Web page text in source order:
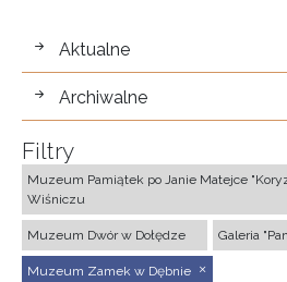
wystawy
Aktualne
Archiwalne
Filtry
Muzeum Pamiątek po Janie Matejce
Wiśniczu
Muzeum Dwór w Dołędze Galeria
Muzeum Zamek w Dębnie